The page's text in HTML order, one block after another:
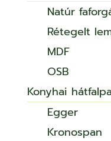
Natúr
Rétegelt
MDF
OSB
Konyhai
Egger
Kronospan